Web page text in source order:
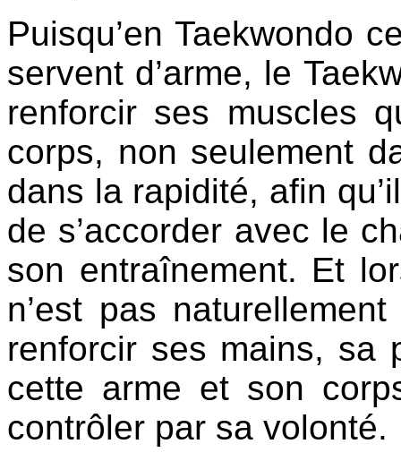
Puisqu’en Taekwondo
servent d’arme, le
renforcir ses muscles
corps, non seulement
dans la rapidité, afin
de s’accorder avec le
son entraînement. Et
n’est pas
renforcir ses mains, sa
cette arme et son
contrôler par sa volonté.